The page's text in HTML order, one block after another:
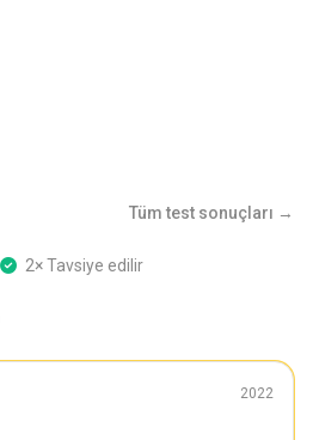
Tüm test sonuçları →
2× Tavsiye edilir
2022